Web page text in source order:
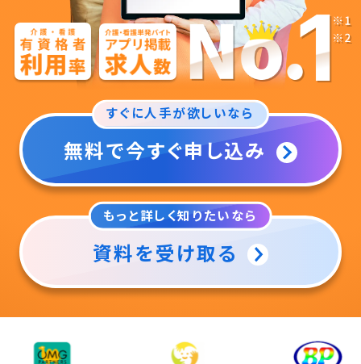
すぐに人手が欲しいなら
無料で今すぐ申し込み
もっと詳しく知りたいなら
資料を受け取る